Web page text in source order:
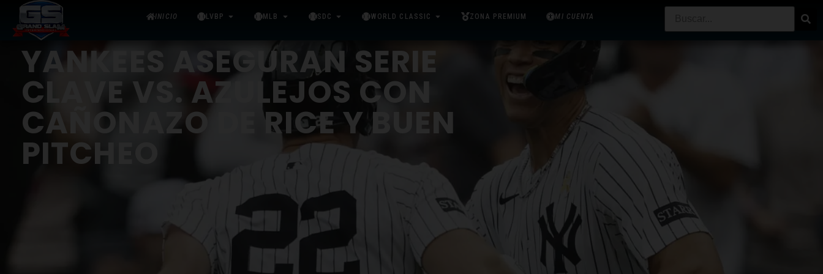
INICIO LVBP MLB SDC WORLD CLASSIC ZONA PREMIUM MI CUENTA
YANKEES ASEGURAN SERIE
CLAVE VS. AZULEJOS CON
CAÑONAZO DE RICE Y BUEN
PITCHEO